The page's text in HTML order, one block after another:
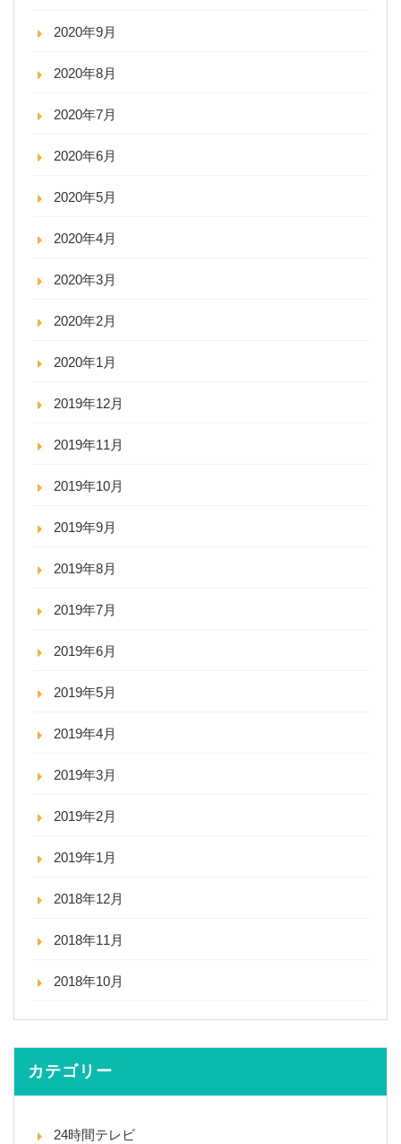
2020年9月
2020年8月
2020年7月
2020年6月
2020年5月
2020年4月
2020年3月
2020年2月
2020年1月
2019年12月
2019年11月
2019年10月
2019年9月
2019年8月
2019年7月
2019年6月
2019年5月
2019年4月
2019年3月
2019年2月
2019年1月
2018年12月
2018年11月
2018年10月
カテゴリー
24時間テレビ